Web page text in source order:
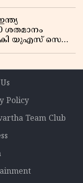
ശതമാനം
യുഎസ് സെനറ്റ്
Policy
Team Club